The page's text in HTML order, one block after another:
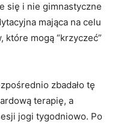
się i nie gimnastyczne
mająca na celu
mogą “krzyczeć”
zbadało tę
terapię, a
jogi tygodniowo. Po